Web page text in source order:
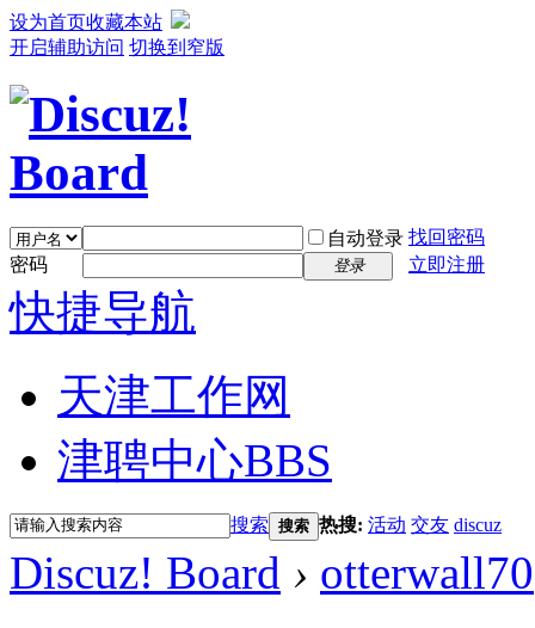
设为首页收藏本站
开启辅助访问 切换到窄版
自动登录 找回密码
密码
登录 立即注册
快捷导航
天津工作网
津聘中心BBS
搜索 搜索 热搜: 活动 交友 discuz
Discuz! Board › otterwall70